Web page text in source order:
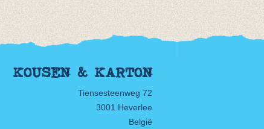
KOUSEN & KARTON
Tiensesteenweg 72
3001 Heverlee
België